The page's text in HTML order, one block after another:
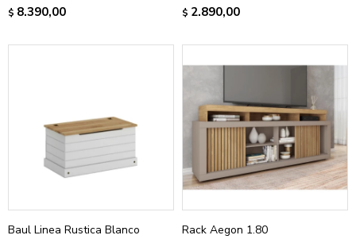
$ 8.390,00 $ 2.890,00
Baul Linea Rustica Blanco Rack Aegon 1.80